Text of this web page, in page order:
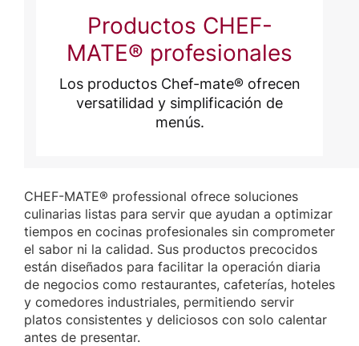
Productos CHEF-
MATE® profesionales
Los productos Chef-mate® ofrecen
versatilidad y simplificación de
menús.
CHEF-MATE® professional ofrece soluciones
culinarias listas para servir que ayudan a optimizar
tiempos en cocinas profesionales sin comprometer
el sabor ni la calidad. Sus productos precocidos
están diseñados para facilitar la operación diaria
de negocios como restaurantes, cafeterías, hoteles
y comedores industriales, permitiendo servir
platos consistentes y deliciosos con solo calentar
antes de presentar.